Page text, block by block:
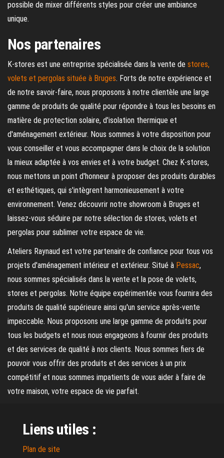
possible de mixer différents styles pour créer une ambiance
unique.
Nos partenaires
K-stores est une entreprise spécialisée dans la vente de stores,
volets et pergolas située à Bruges. Forts de notre expérience et
de notre savoir-faire, nous proposons à notre clientèle une large
gamme de produits de qualité pour répondre à tous les besoins en
matière de protection solaire, d'isolation thermique et
d'aménagement extérieur. Nous sommes à votre disposition pour
vous conseiller et vous accompagner dans le choix de la solution
la mieux adaptée à vos envies et à votre budget. Chez K-stores,
nous mettons un point d'honneur à proposer des produits durables
et esthétiques, qui s'intègrent harmonieusement à votre
environnement. Venez découvrir notre showroom à Bruges et
laissez-vous séduire par notre sélection de stores, volets et
pergolas pour sublimer votre espace de vie.
Ateliers Raynaud est votre partenaire de confiance pour tous vos
projets d'aménagement intérieur et extérieur. Situé à Pessac,
nous sommes spécialisés dans la vente et la pose de volets,
stores et pergolas. Notre équipe expérimentée vous fournira des
produits de qualité supérieure ainsi qu'un service après-vente
impeccable. Nous proposons une large gamme de produits pour
tous les budgets et nous nous engageons à fournir des produits
et des services de qualité à nos clients. Nous sommes fiers de
pouvoir vous offrir des produits et des services à un prix
compétitif et nous sommes impatients de vous aider à faire de
votre maison, votre espace de vie parfait.
Liens utiles :
Plan de site